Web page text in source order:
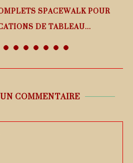
SPACEWALK POUR
DE TABLEAU...
COMMENTAIRE